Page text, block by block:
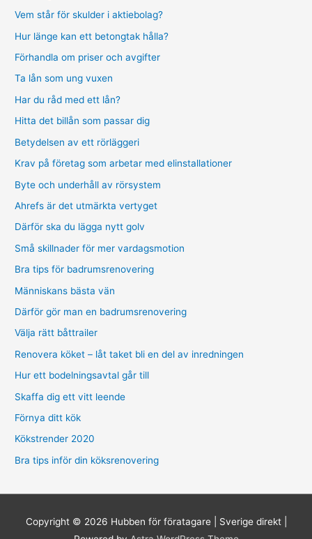
Vem står för skulder i aktiebolag?
Hur länge kan ett betongtak hålla?
Förhandla om priser och avgifter
Ta lån som ung vuxen
Har du råd med ett lån?
Hitta det billån som passar dig
Betydelsen av ett rörläggeri
Krav på företag som arbetar med elinstallationer
Byte och underhåll av rörsystem
Ahrefs är det utmärkta vertyget
Därför ska du lägga nytt golv
Små skillnader för mer vardagsmotion
Bra tips för badrumsrenovering
Människans bästa vän
Därför gör man en badrumsrenovering
Välja rätt båttrailer
Renovera köket – låt taket bli en del av inredningen
Hur ett bodelningsavtal går till
Skaffa dig ett vitt leende
Förnya ditt kök
Kökstrender 2020
Bra tips inför din köksrenovering
Copyright © 2026 Hubben för föratagare | Sverige direkt|